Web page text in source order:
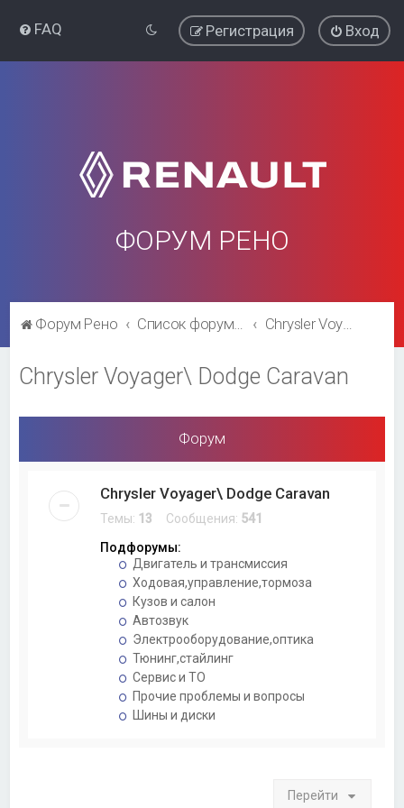
FAQ Вход
Регистрация
ФОРУМ РЕНО
Форум Рено Список форумов Chrysler Voyager\ Dodge Caravan
Chrysler Voyager\ Dodge Caravan
Форум
Chrysler Voyager\ Dodge Caravan
Темы: 13 Сообщения: 541
Подфорумы:
Двигатель и трансмиссия
Ходовая,управление,тормоза
Кузов и салон
Автозвук
Электрооборудование,оптика
Тюнинг,стайлинг
Сервис и ТО
Прочие проблемы и вопросы
Шины и диски
Перейти